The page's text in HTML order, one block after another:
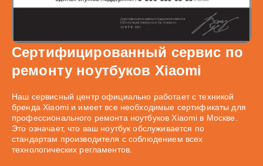
Сертифицированный сервис по
ремонту ноутбуков Xiaomi
Наш сервисный центр официально работает с техникой
бренда Xiaomi и имеет все необходимые сертификаты для
профессионального ремонта ноутбуков Xiaomi в Москве.
Это означает, что ваш ноутбук обслуживается по
стандартам производителя с соблюдением всех
технологических регламентов.